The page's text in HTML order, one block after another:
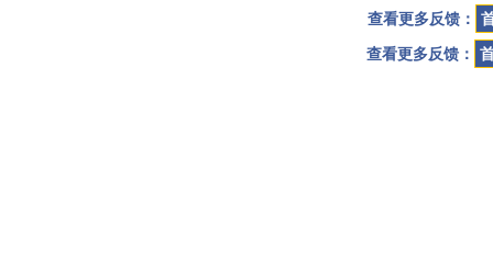
查看更多反馈：
查看更多反馈：